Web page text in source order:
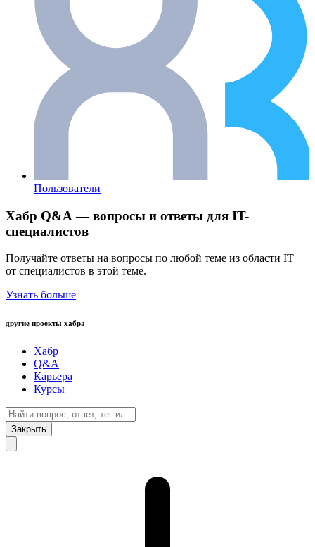
Пользователи
Хабр Q&A — вопросы и ответы для IT-
специалистов
Получайте ответы на вопросы по любой теме из области IT
от специалистов в этой теме.
Узнать больше
другие проекты хабра
Хабр
Q&A
Карьера
Курсы
Закрыть